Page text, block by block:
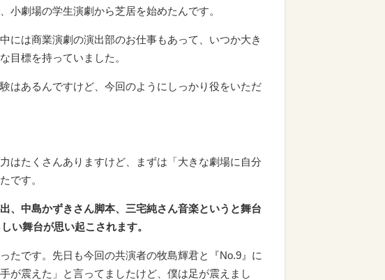
小劇場の学生演劇から芝居を始めたんです。
には商業演劇の演出部のお仕事もあって、いつか大き
目標を持っていました。
はあるんですけど、今回のようにしっかり役をいただ
はたくさんありますけど、まずは「大きな劇場に自分
です。
中島かずきさん脚本、三宅純さん音楽というと舞台
舞台が思い起こされます。
たです。先日も今回の共演者の牧島輝君と『No.9』に
が震えた」と言ってましたけど、僕は足が震えまし